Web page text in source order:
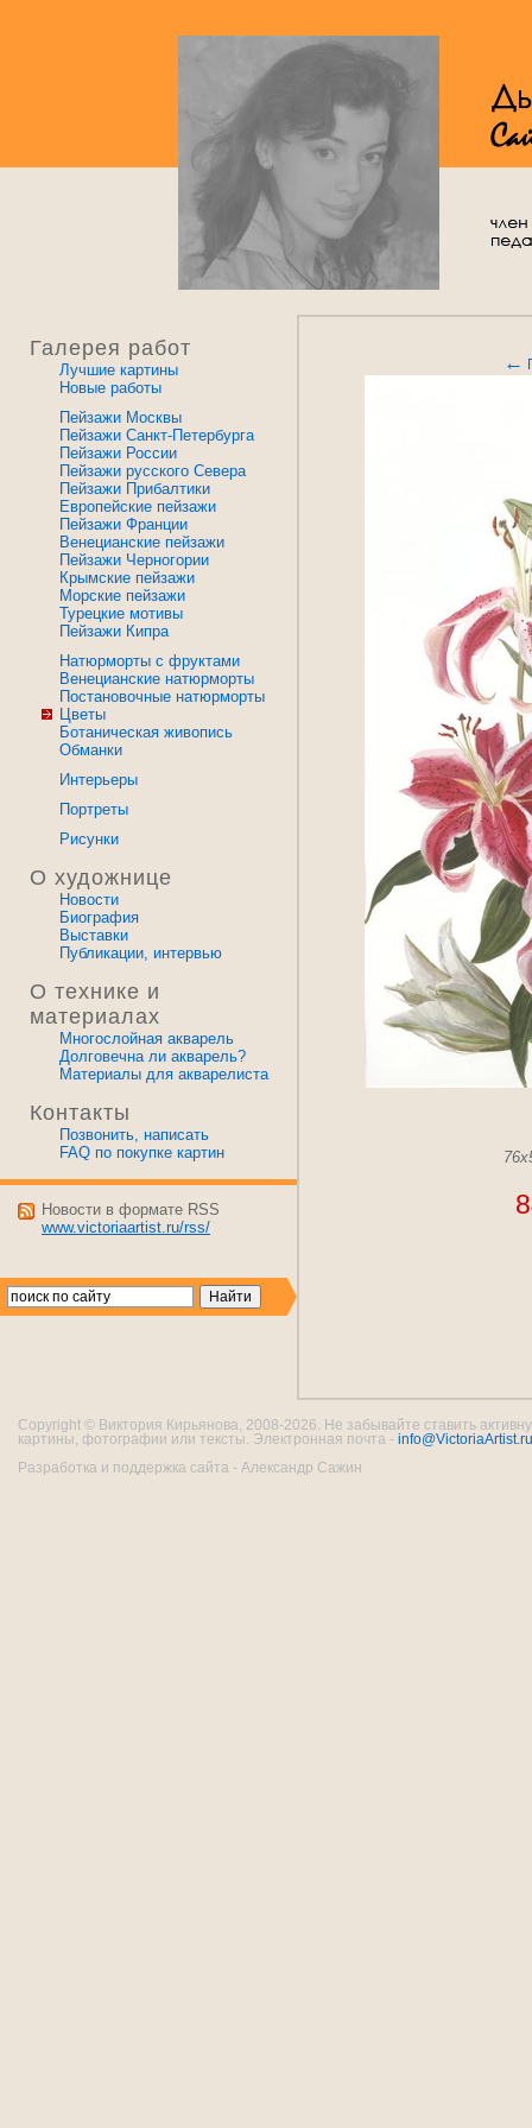
Галерея работ
Лучшие картины
Новые работы
Пейзажи Москвы
Пейзажи Санкт-Петербурга
Пейзажи России
Пейзажи русского Севера
Пейзажи Прибалтики
Европейские пейзажи
Пейзажи Франции
Венецианские пейзажи
Пейзажи Черногории
Крымские пейзажи
Морские пейзажи
Турецкие мотивы
Пейзажи Кипра
Натюрморты с фруктами
Венецианские натюрморты
Постановочные натюрморты
Цветы
Ботаническая живопись
Обманки
Интерьеры
Портреты
Рисунки
О художнице
Новости
Биография
Выставки
Публикации, интервью
О технике и
материалах
Многослойная акварель
Долговечна ли акварель?
Материалы для акварелиста
Контакты
Позвонить, написать
FAQ по покупке картин
Новости в формате RSS
www.victoriaartist.ru/rss/
←
Copyright © Виктория Кирьянова, 2008-2026. Не забывайте ставить
картины, фотографии или тексты. Электронная почта - info@VictoriaArtist.ru
Разработка и поддержка сайта - Александр Сажин